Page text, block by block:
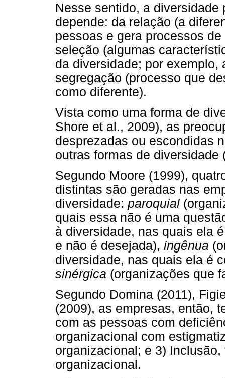
Nesse sentido, a
depende: da relação (a
pessoas e gera processos
seleção (algumas
da diversidade; por
segregação (processo que
como diferente).
Vista como uma forma de
Shore et al., 2009), as
desprezadas ou escondidas
outras formas de diversidade
Segundo Moore (1999),
distintas são geradas nas
diversidade: paroquial
quais essa não é uma
à diversidade, nas quais ela
e não é desejada), ingênua
diversidade, nas quais ela é
sinérgica (organizações que
Segundo Domina (2011),
(2009), as empresas, então,
com as pessoas com
organizacional com
organizacional; e 3)
organizacional.